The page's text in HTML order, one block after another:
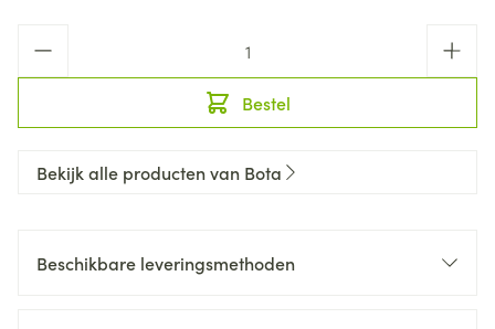
Bestel
Bekijk alle producten van Bota
Beschikbare leveringsmethoden